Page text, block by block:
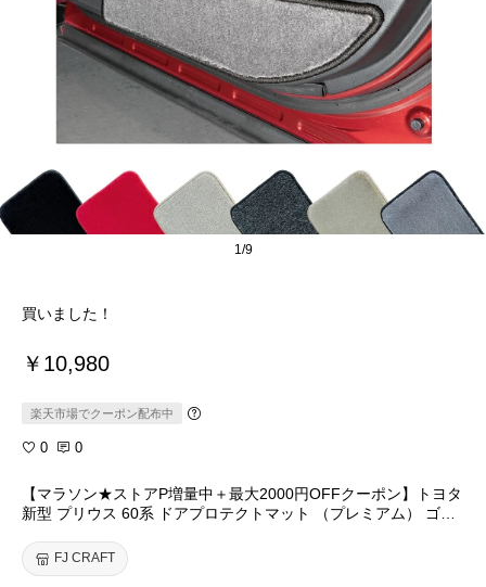
1/9
買いました！
￥10,980
楽天市場でクーポン配布中
0 0
【マラソン★ストアP増量中＋最大2000円OFFクーポン】トヨタ
新型 プリウス 60系 ドアプロテクトマット （プレミアム） ゴム
FJ CRAFT